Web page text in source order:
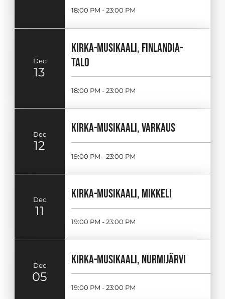
18:00 PM - 23:00 PM
Dec
13
KIRKA-MUSIKAALI, FINLANDIA-
TALO
18:00 PM - 23:00 PM
Dec
12
KIRKA-MUSIKAALI, VARKAUS
19:00 PM - 23:00 PM
Dec
11
KIRKA-MUSIKAALI, MIKKELI
19:00 PM - 23:00 PM
Dec
05
KIRKA-MUSIKAALI, NURMIJÄRVI
19:00 PM - 23:00 PM